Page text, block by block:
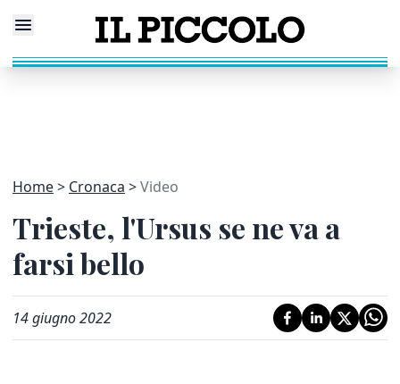
Home Cronaca Video
Trieste, l'Ursus se ne va a
farsi bello
14 giugno 2022